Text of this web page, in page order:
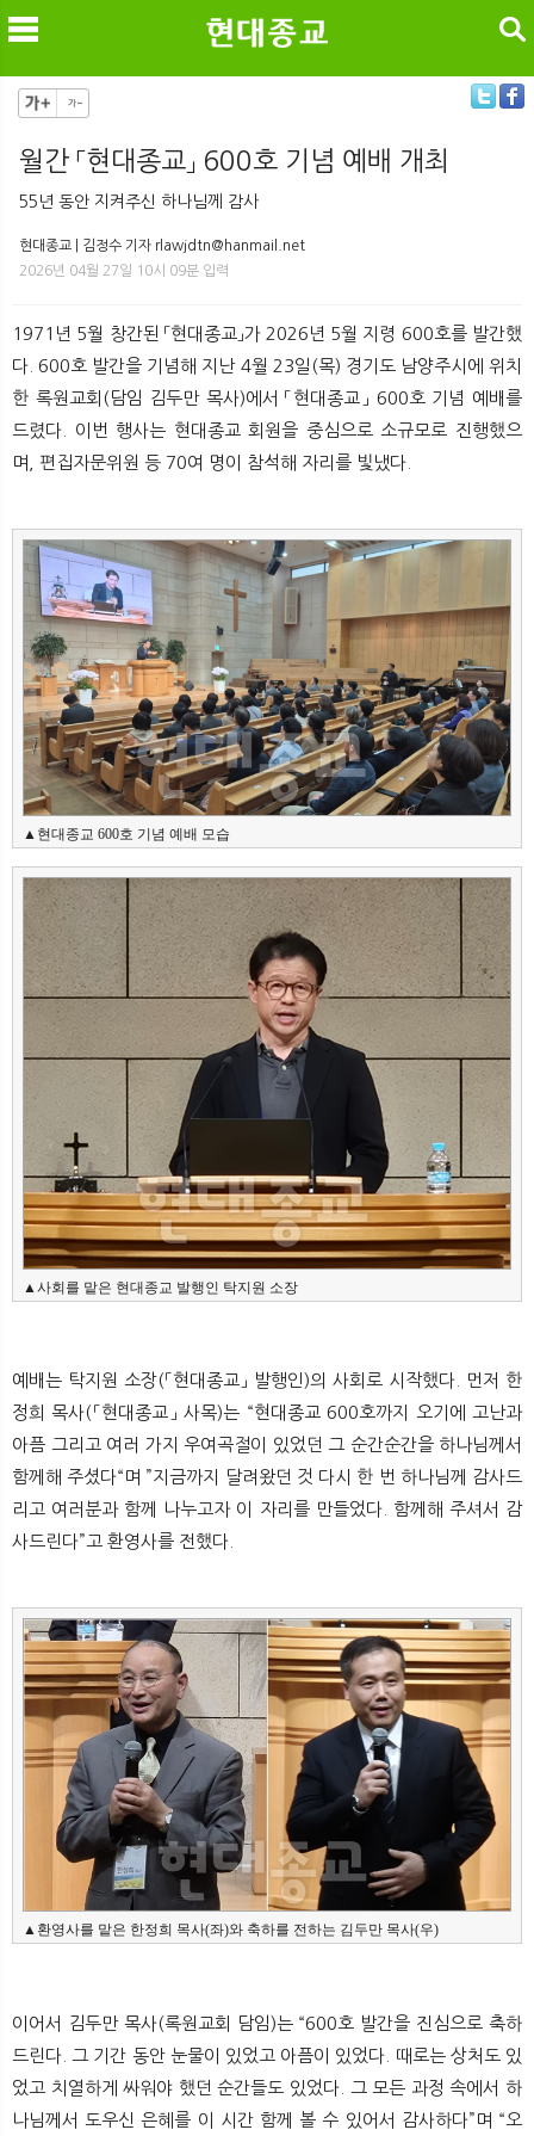
메
검색
월간 「현대종교」 600호 기념 예배 개최
55년 동안 지켜주신 하나님께 감사
현대종교 | 김정수 기자 rlawjdtn@hanmail.net
2026년 04월 27일 10시 09분 입력
1971년 5월 창간된 「현대종교」가 2026년 5월 지령 600호를 발간했
다. 600호 발간을 기념해 지난 4월 23일(목) 경기도 남양주시에 위치
한 록원교회(담임 김두만 목사)에서 「현대종교」 600호 기념 예배를
드렸다. 이번 행사는 현대종교 회원을 중심으로 소규모로 진행했으
며, 편집자문위원 등 70여 명이 참석해 자리를 빛냈다.
▲현대종교 600호 기념 예배 모습
▲사회를 맡은 현대종교 발행인 탁지원 소장
예배는 탁지원 소장(「현대종교」 발행인)의 사회로 시작했다. 먼저 한
정희 목사(「현대종교」 사목)는 “현대종교 600호까지 오기에 고난과
아픔 그리고 여러 가지 우여곡절이 있었던 그 순간순간을 하나님께서
함께해 주셨다“며 ”지금까지 달려왔던 것 다시 한 번 하나님께 감사드
리고 여러분과 함께 나누고자 이 자리를 만들었다. 함께해 주셔서 감
사드린다”고 환영사를 전했다.
▲환영사를 맡은 한정희 목사(좌)와 축하를 전하는 김두만 목사(우)
이어서 김두만 목사(록원교회 담임)는 “600호 발간을 진심으로 축하
드린다. 그 기간 동안 눈물이 있었고 아픔이 있었다. 때로는 상처도 있
었고 치열하게 싸워야 했던 순간들도 있었다. 그 모든 과정 속에서 하
나님께서 도우신 은혜를 이 시간 함께 볼 수 있어서 감사하다”며 “오